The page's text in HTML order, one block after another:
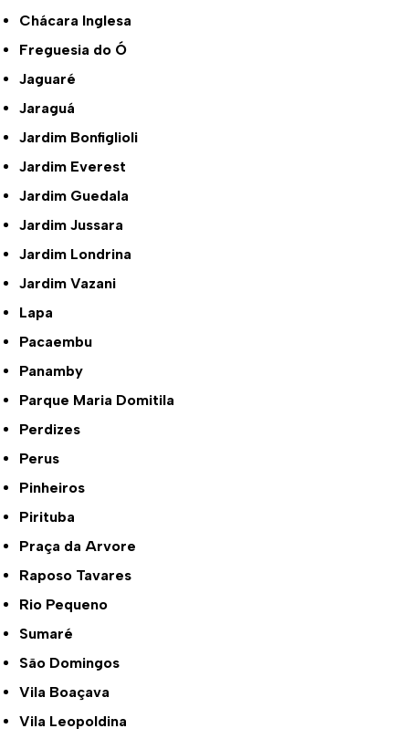
Chácara Inglesa
Freguesia do Ó
Jaguaré
Jaraguá
Jardim Bonfiglioli
Jardim Everest
Jardim Guedala
Jardim Jussara
Jardim Londrina
Jardim Vazani
Lapa
Pacaembu
Panamby
Parque Maria Domitila
Perdizes
Perus
Pinheiros
Pirituba
Praça da Arvore
Raposo Tavares
Rio Pequeno
Sumaré
São Domingos
Vila Boaçava
Vila Leopoldina